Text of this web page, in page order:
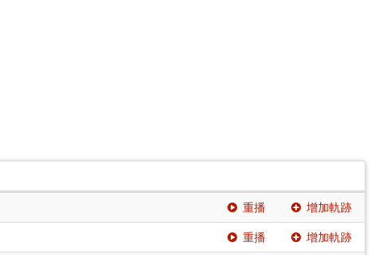
重播 增加軌跡
重播 增加軌跡